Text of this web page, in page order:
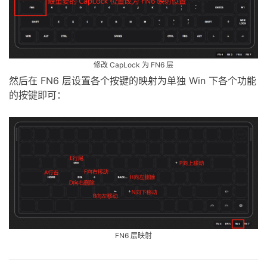
然后在 FN6 层设置各个按键的映射为单独 Win 下各个功能
的按键即可：